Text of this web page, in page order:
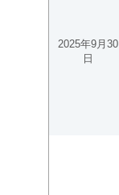
2025年9月30
日